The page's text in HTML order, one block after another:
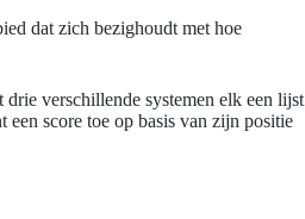
dat zich bezighoudt met hoe
verschillende systemen elk een lijst
score toe op basis van zijn positie